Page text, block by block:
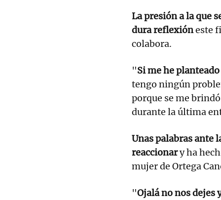
La presión a la que
dura reflexióneste
colabora.
"Si me he
tengo ningún
porque se me
durante la última
Unas palabras ante
reaccionary ha
mujer de Ortega
"Ojalá no nos dejes